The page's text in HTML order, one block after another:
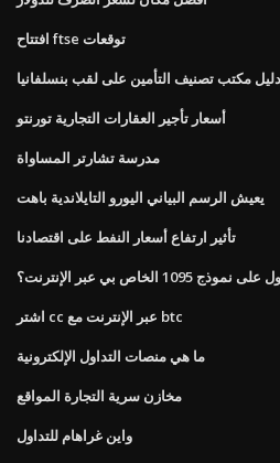
افتتاح ftse توقعات
دليل مكتب تصنيف التأمين على لقب بنسلفانيا
أسعار تأجير العقارات التجارية تورنتو
مدرسة تشارتر المساواة
يعيش الرسم البياني اليورو التايلاندية باهت
تأثير ارتفاع أسعار النفط على اقتصادنا
الخاص بي عبر الإنترنت؟
اشتر cc عبر الإنترنت مع btc
ما هي منصات التداول الإلكترونية
مخازن سرية التجارة المواقع
واين غراهام للتداول